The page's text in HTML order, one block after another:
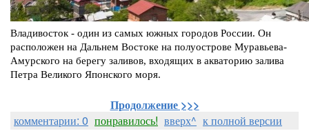
Владивосток - один из самых южных городов России. Он
расположен на Дальнем Востоке на полуострове Муравьева-
Амурского на берегу заливов, входящих в акваторию залива
Петра Великого Японского моря.
Продолжение >>>
комментарии: 0 понравилось! вверх^ к полной версии